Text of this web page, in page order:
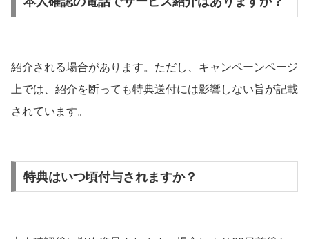
紹介される場合があります。ただし、キャンペーンページ
上では、紹介を断っても特典送付には影響しない旨が記載
されています。
特典はいつ頃付与されますか？